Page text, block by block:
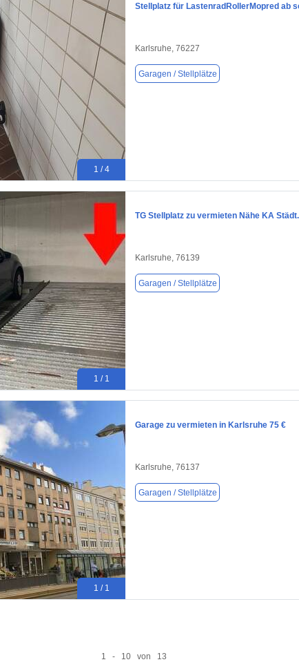
1 / 4
Stellplatz für LastenradRollerMopred ab
Karlsruhe, 76227
Garagen / Stellplätze
1 / 1
TG Stellplatz zu vermieten Nähe KA
Karlsruhe, 76139
Garagen / Stellplätze
1 / 1
Garage zu vermieten in Karlsruhe 75 €
Karlsruhe, 76137
Garagen / Stellplätze
1 - 10 von 13